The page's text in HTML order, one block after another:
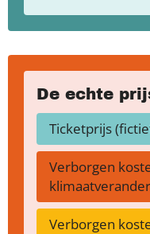
De echte
Ticketprijs
Verborgen
Verborgen